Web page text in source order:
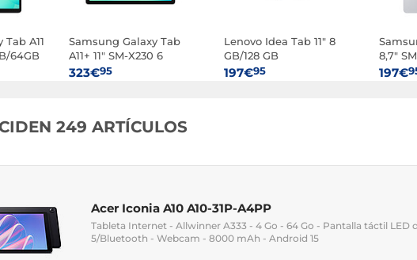
A11
64GB
Samsung Galaxy Tab
A11+ 11" SM-X230 6
Go/128 Go Plata Wi-Fi
323€95
Lenovo Idea Tab 11" 8
GB/128 GB
(ZAFR0405SE)
197€95
8,7"
Plata
197€
249 ARTÍCULOS
Acer Iconia A10 A10-31P-A4PP
Tableta Internet - Allwinner A333 - 4 Go - 64 Go - Pantalla táctil LED
5/Bluetooth - Webcam - 8000 mAh - Android 15